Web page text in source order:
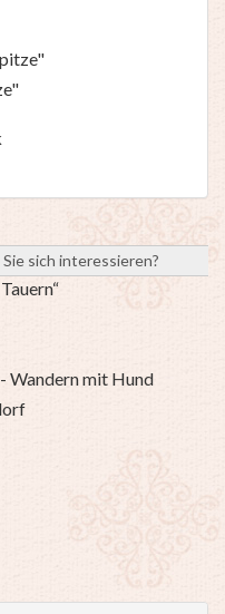
sich interessieren?
Wandern mit Hund